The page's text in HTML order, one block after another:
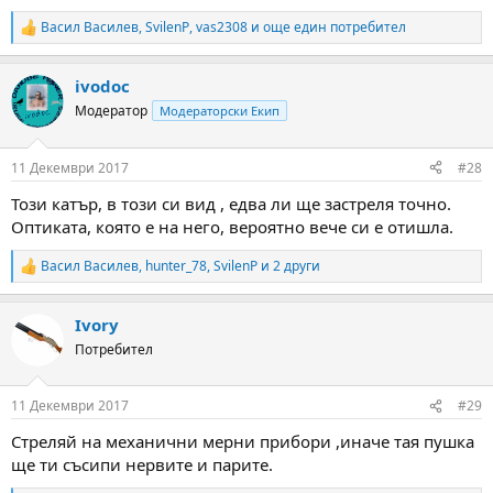
R
e
c
t
i
s
Васил Василев,SvilenP,vas2308 и още един потребител
ivodoc
Модератор Модераторски Екип
11 Декември 2017 #28
Този катър, в този си вид , едва ли ще застреля точно.
Оптиката, която е на него, вероятно вече си е отишла.
R
e
c
s
Васил Василев, hunter_78,SvilenP и 2 други
Ivory
Потребител
11 Декември 2017 #29
Стреляй на механични мерни прибори ,иначе тая пушка
ще ти съсипи нервите и парите.